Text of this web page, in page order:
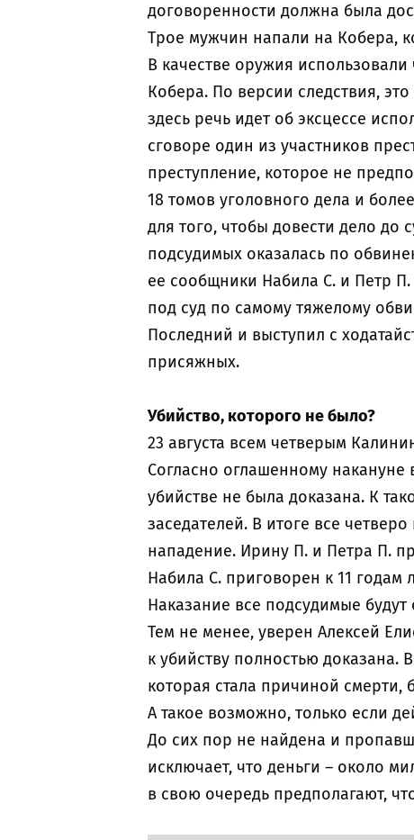
договоренности должна была
Трое мужчин напали на Кобера,
В качестве оружия
Кобера. По версии следствия,
здесь речь идет об эксцессе
сговоре один из участников
преступление, которое не
18 томов уголовного дела и
для того, чтобы довести дело до
подсудимых оказалась по
ее сообщники Набила С. и Петр
под суд по самому тяжелому
Последний и выступил с
присяжных.
Убийство, которого не было?
23 августа всем четверым
Согласно оглашенному
убийстве не была доказана. К
заседателей. В итоге все
нападение. Ирину П. и Петра П.
Набила С. приговорен к 11 годам
Наказание все подсудимые
Тем не менее, уверен Алексей
к убийству полностью доказана.
которая стала причиной
А такое возможно, только если
До сих пор не найдена и
исключает, что деньги – около
в свою очередь предполагают,